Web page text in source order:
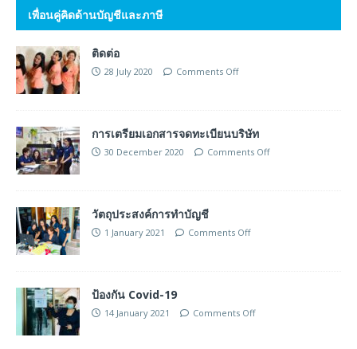
เพื่อนคู่คิดด้านบัญชีและภาษี
ติดต่อ
28 July 2020 Comments Off
การเตรียมเอกสารจดทะเบียนบริษัท
30 December 2020 Comments Off
วัตถุประสงค์การทำบัญชี
1 January 2021 Comments Off
ป้องกัน Covid-19
14 January 2021 Comments Off